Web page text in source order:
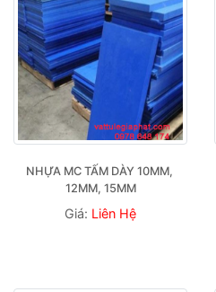
NHỰA MC TẤM DÀY 10MM,
12MM, 15MM
Giá: Liên Hệ